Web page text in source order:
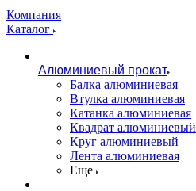
Компания
Каталог
Алюминиевый прокат
Балка алюминиевая
Втулка алюминиевая
Катанка алюминиевая
Квадрат алюминиевый
Круг алюминиевый
Лента алюминиевая
Еще